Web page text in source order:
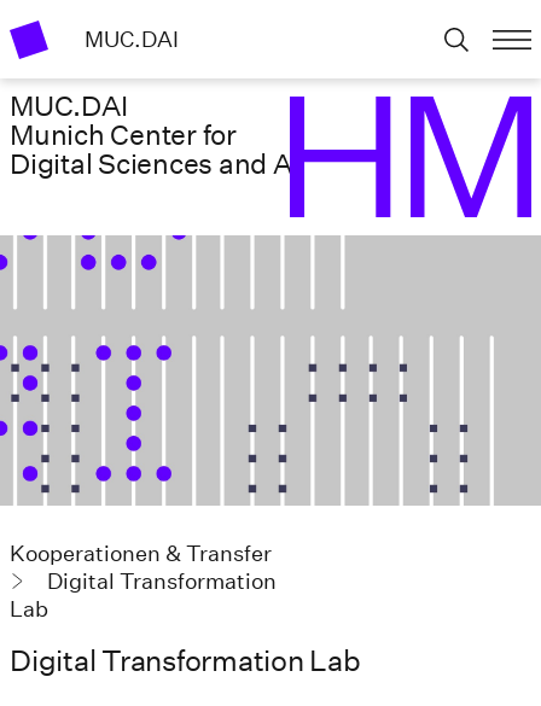
MUC.DAI
MUC.DAI
Munich Center for
Digital Sciences ­and AI
Kooperationen & Transfer
Digital Transformation
Lab
Digital Transformation Lab